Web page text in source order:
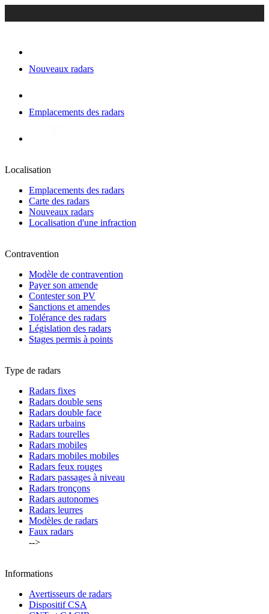
Nouveaux radars
Emplacements des radars
Localisation
Emplacements des radars
Carte des radars
Nouveaux radars
Localisation d'une infraction
Contravention
Modèle de contravention
Payer son amende
Contester son PV
Sanctions et amendes
Tolérance des radars
Législation des radars
Stages permis à points
Type de radars
Radars fixes
Radars double sens
Radars double face
Radars urbains
Radars tourelles
Radars mobiles
Radars mobiles mobiles
Radars feux rouges
Radars passages à niveau
Radars tronçons
Radars autonomes
Radars leurres
Modèles de radars
Faux radars
-->
Informations
Avertisseurs de radars
Dispositif CSA